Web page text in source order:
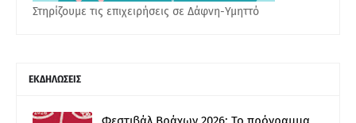
Στηρίζουμε τις επιχειρήσεις σε Δάφνη-Υμηττό
ΕΚΔΗΛΩΣΕΙΣ